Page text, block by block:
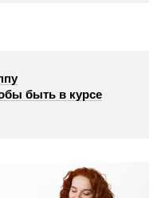
быть в курсе